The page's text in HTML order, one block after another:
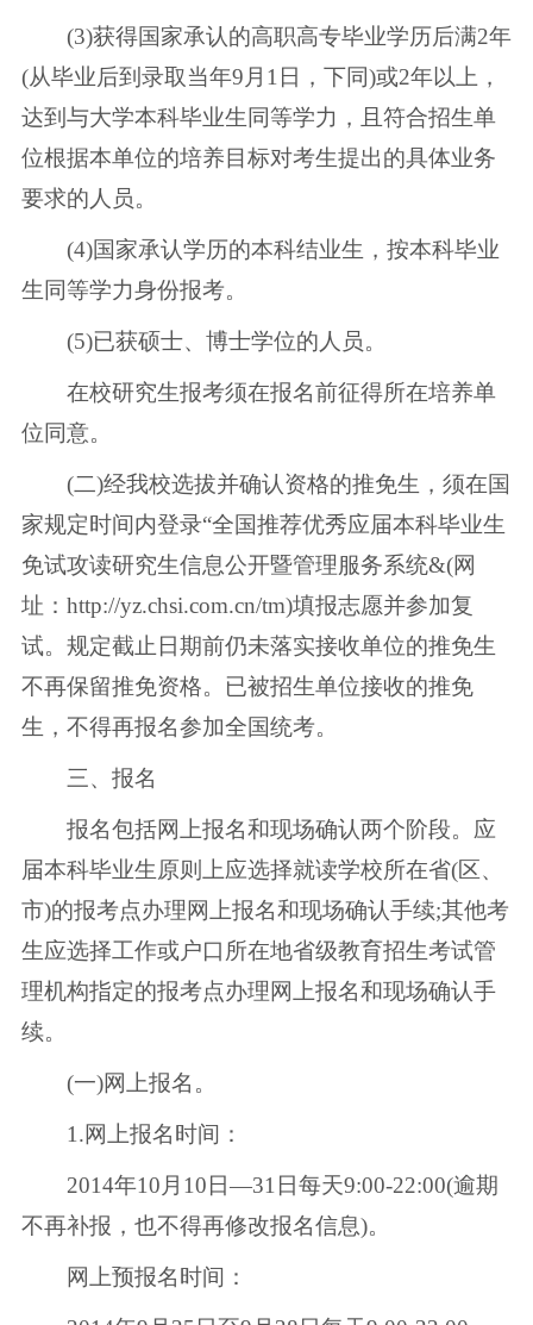
(3)获得国家承认的高职高专毕业学历后满2年
(从毕业后到录取当年9月1日，下同)或2年以上，
达到与大学本科毕业生同等学力，且符合招生单
位根据本单位的培养目标对考生提出的具体业务
要求的人员。
(4)国家承认学历的本科结业生，按本科毕业
生同等学力身份报考。
(5)已获硕士、博士学位的人员。
在校研究生报考须在报名前征得所在培养单
位同意。
(二)经我校选拔并确认资格的推免生，须在国
家规定时间内登录“全国推荐优秀应届本科毕业生
免试攻读研究生信息公开暨管理服务系统&(网
址：http://yz.chsi.com.cn/tm)填报志愿并参加复
试。规定截止日期前仍未落实接收单位的推免生
不再保留推免资格。已被招生单位接收的推免
生，不得再报名参加全国统考。
三、报名
报名包括网上报名和现场确认两个阶段。应
届本科毕业生原则上应选择就读学校所在省(区、
市)的报考点办理网上报名和现场确认手续;其他考
生应选择工作或户口所在地省级教育招生考试管
理机构指定的报考点办理网上报名和现场确认手
续。
(一)网上报名。
1.网上报名时间：
2014年10月10日—31日每天9:00-22:00(逾期
不再补报，也不得再修改报名信息)。
网上预报名时间：